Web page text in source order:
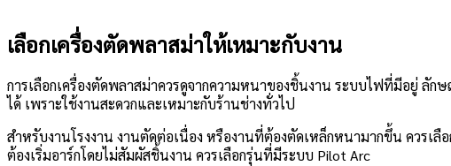
เลือกเครื่องตัดพลาสม่าให้เหมาะกับงาน
การเลือกเครื่องตัดพลาสม่าควรดูจากความหนาของชิ้นงาน ระบบไฟที่มีอยู่ ลัก
ได้ เพราะใช้งานสะดวกและเหมาะกับร้านช่างทั่วไป
สำหรับงานโรงงาน งานตัดต่อเนื่อง หรืองานที่ต้องตัดเหล็กหนามากขึ้น ควรเลื
ต้องเริ่มอาร์กโดยไม่สัมผัสชิ้นงาน ควรเลือกรุ่นที่มีระบบ Pilot Arc